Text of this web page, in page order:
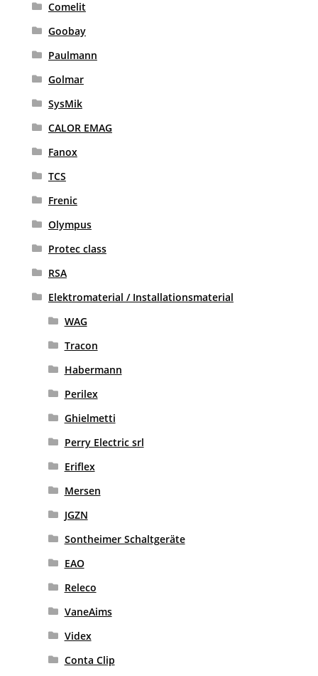
Comelit
Goobay
Paulmann
Golmar
SysMik
CALOR EMAG
Fanox
TCS
Frenic
Olympus
Protec class
RSA
Elektromaterial / Installationsmaterial
WAG
Tracon
Habermann
Perilex
Ghielmetti
Perry Electric srl
Eriflex
Mersen
JGZN
Sontheimer Schaltgeräte
EAO
Releco
VaneAims
Videx
Conta Clip